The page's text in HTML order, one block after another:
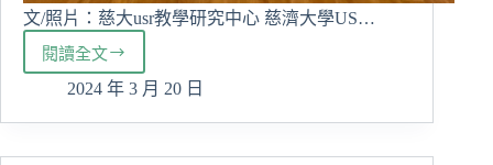
文/照片：慈大usr教學研究中心 慈濟大學US…
閱讀全文
慈
大
冬
令
2024 年 3 月 20 日